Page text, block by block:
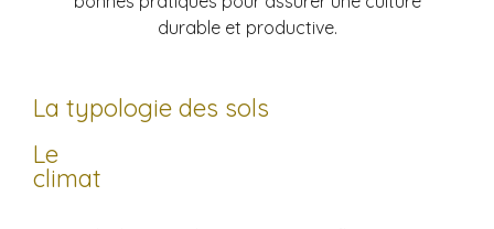
durable et productive.
La typologie des sols
Le
climat